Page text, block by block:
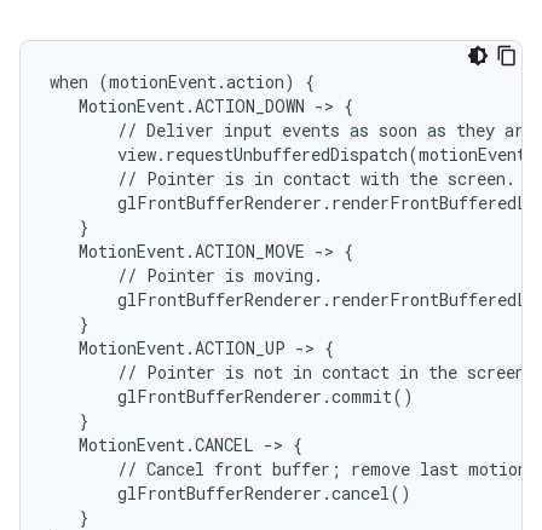
when (motionEvent.action) {
   MotionEvent.ACTION_DOWN -> {
// Deliver input events as soon as they
       view.requestUnbufferedDispatch(motionEvent)
       // Pointer is in contact with the screen.
   }
   MotionEvent.ACTION_MOVE -> {
       // Pointer is moving.
   }
   MotionEvent.ACTION_UP -> {
       // Pointer is not in contact in the screen.
       glFrontBufferRenderer.commit()
   }
   MotionEvent.CANCEL -> {
// Cancel front buffer; remove last motion
       glFrontBufferRenderer.cancel()
   }